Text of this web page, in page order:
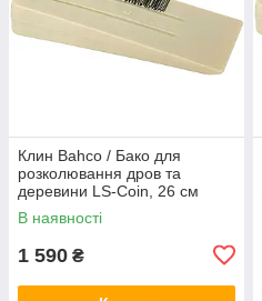
Клин Bahco / Бако для
розколювання дров та
деревини LS-Coin, 26 см
(Швеція)
В наявності
1 590 ₴